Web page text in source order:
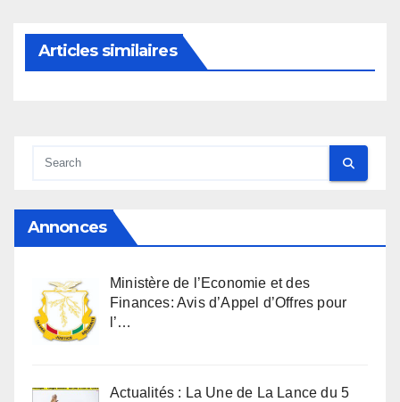
Articles similaires
Annonces
Ministère de l’Economie et des
Finances: Avis d’Appel d’Offres pour
l’…
Actualités : La Une de La Lance du 5